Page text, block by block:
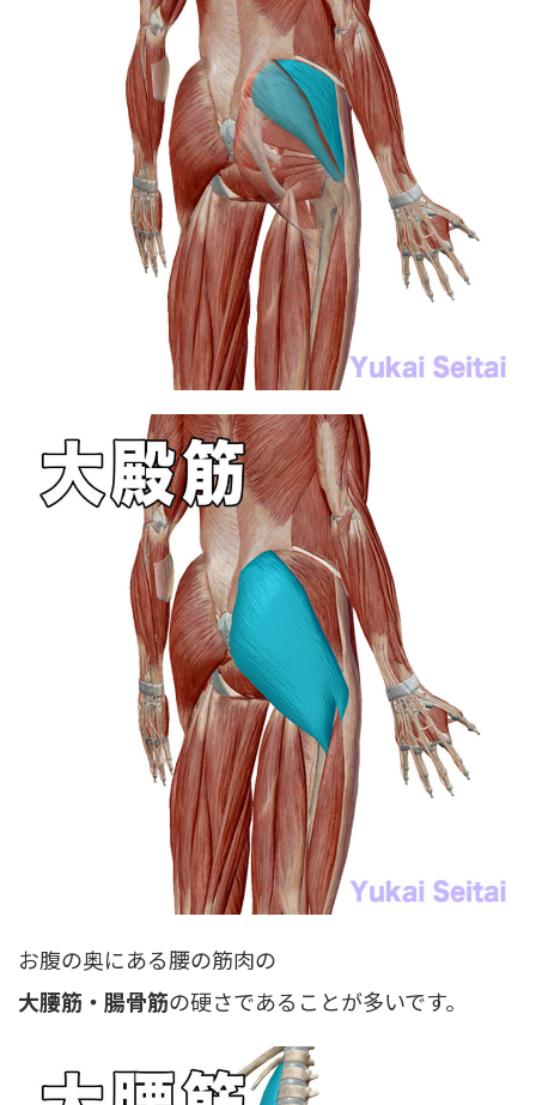
お腹の奥にある腰の筋肉の
大腰筋・腸骨筋の硬さであることが多いです。